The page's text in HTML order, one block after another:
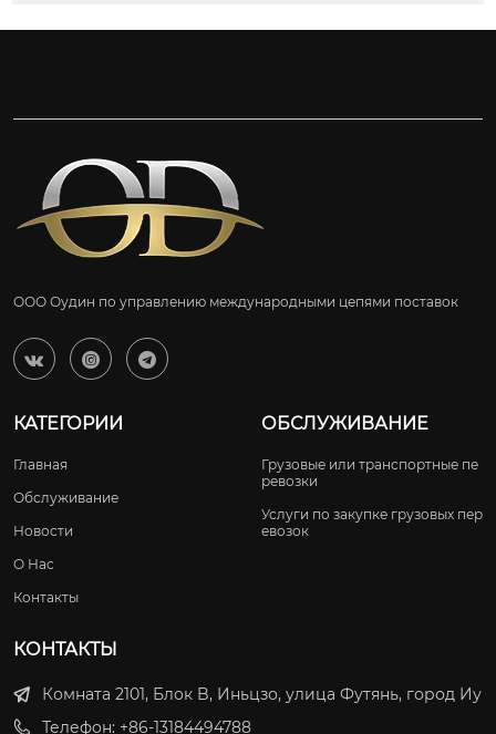
ООО Оудин по управлению международными цепями поставок
  
КАТЕГОРИИ
Главная
Обслуживание
Новости
О Нас
Контакты
ОБСЛУЖИВАНИЕ
Грузовые или транспортные пе
ревозки
Услуги по закупке грузовых пер
евозок
КОНТАКТЫ
Комната 2101, Блок B, Иньцзо, улица Футянь, город Иу
Телефон: +86-13184494788